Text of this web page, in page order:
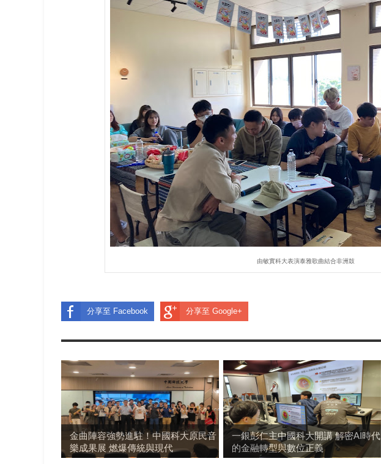
由敏實科大表演泰雅歌曲結合非洲鼓
分享至 Facebook 分享至 Google+
金曲陣容強勢進駐！中國科大原民音
樂成果展 燃爆傳統與現代
一銀彭仁主中國科大開講 解密AI時代
的金融轉型與數位正義